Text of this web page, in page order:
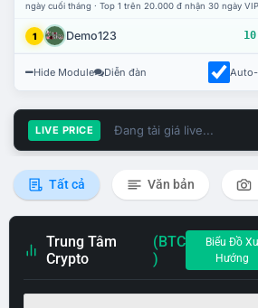
ngày cuối tháng · Top 1 trên 20.000 đ nhận 30 ngày VIP
1 Demo123
Hide Module Diễn đàn
LIVE PRICE Đang tải giá live...
Tất cả Văn bản
Trung Tâm
Crypto
(BTC
)
Biểu Đồ Xu
Hướng